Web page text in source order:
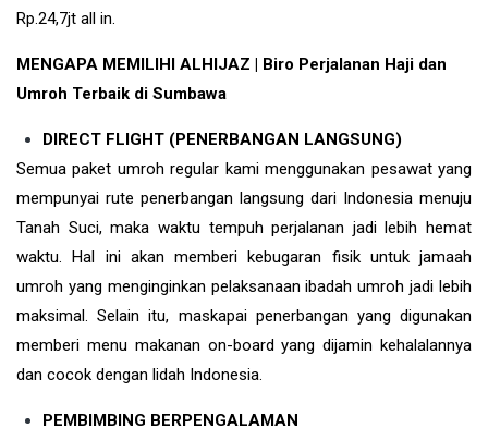
Rp.24,7jt all in.
MENGAPA MEMILIHI ALHIJAZ | Biro Perjalanan Haji dan
Umroh Terbaik di Sumbawa
DIRECT FLIGHT (PENERBANGAN LANGSUNG)
Semua paket umroh regular kami menggunakan pesawat yang
mempunyai rute penerbangan langsung dari Indonesia menuju
Tanah Suci, maka waktu tempuh perjalanan jadi lebih hemat
waktu. Hal ini akan memberi kebugaran fisik untuk jamaah
umroh yang menginginkan pelaksanaan ibadah umroh jadi lebih
maksimal. Selain itu, maskapai penerbangan yang digunakan
memberi menu makanan on-board yang dijamin kehalalannya
dan cocok dengan lidah Indonesia.
PEMBIMBING BERPENGALAMAN